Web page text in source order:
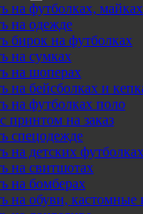
на футболках, майках
на одежде
бирок на футболках
на сумках
на шоперах
на бейсболках и
на футболках поло
принтом на заказ
спецодежде
на детских футболках
на свитшотах
на бомберах
на обуви, кастомные